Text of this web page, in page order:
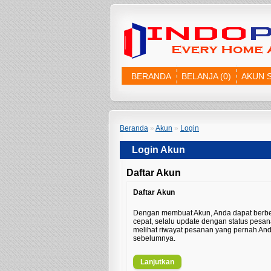
BERANDA BELANJA (0) AKUN
Beranda » Akun » Login
Login Akun
Daftar Akun
Daftar Akun
Dengan membuat Akun, Anda dapat
cepat, selalu update dengan status
melihat riwayat pesanan yang pernah
sebelumnya.
Lanjutkan